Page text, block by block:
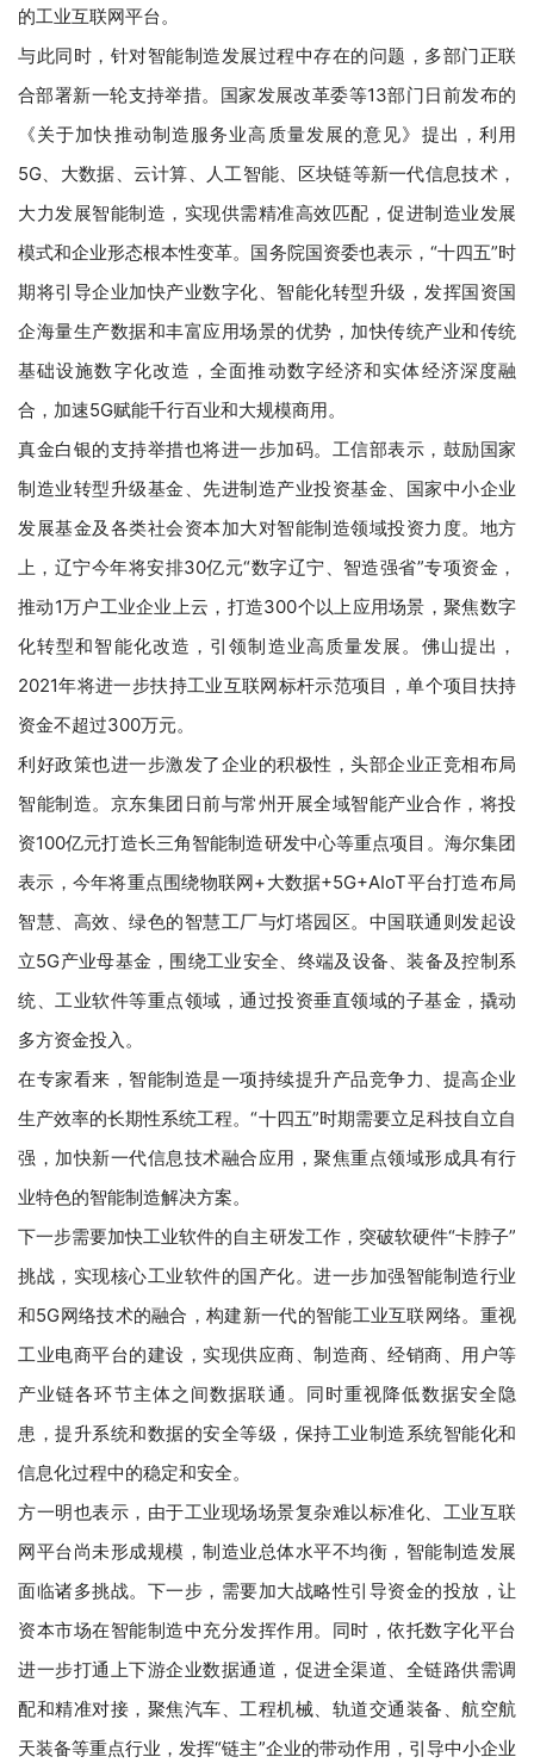
的工业互联网平台。
与此同时，针对智能制造发展过程中存在的问题，多部门正联
合部署新一轮支持举措。国家发展改革委等13部门日前发布的
《关于加快推动制造服务业高质量发展的意见》提出，利用
5G、大数据、云计算、人工智能、区块链等新一代信息技术，
大力发展智能制造，实现供需精准高效匹配，促进制造业发展
模式和企业形态根本性变革。国务院国资委也表示，“十四五”时
期将引导企业加快产业数字化、智能化转型升级，发挥国资国
企海量生产数据和丰富应用场景的优势，加快传统产业和传统
基础设施数字化改造，全面推动数字经济和实体经济深度融
合，加速5G赋能千行百业和大规模商用。
真金白银的支持举措也将进一步加码。工信部表示，鼓励国家
制造业转型升级基金、先进制造产业投资基金、国家中小企业
发展基金及各类社会资本加大对智能制造领域投资力度。地方
上，辽宁今年将安排30亿元“数字辽宁、智造强省”专项资金，
推动1万户工业企业上云，打造300个以上应用场景，聚焦数字
化转型和智能化改造，引领制造业高质量发展。佛山提出，
2021年将进一步扶持工业互联网标杆示范项目，单个项目扶持
资金不超过300万元。
利好政策也进一步激发了企业的积极性，头部企业正竞相布局
智能制造。京东集团日前与常州开展全域智能产业合作，将投
资100亿元打造长三角智能制造研发中心等重点项目。海尔集团
表示，今年将重点围绕物联网+大数据+5G+AIoT平台打造布局
智慧、高效、绿色的智慧工厂与灯塔园区。中国联通则发起设
立5G产业母基金，围绕工业安全、终端及设备、装备及控制系
统、工业软件等重点领域，通过投资垂直领域的子基金，撬动
多方资金投入。
在专家看来，智能制造是一项持续提升产品竞争力、提高企业
生产效率的长期性系统工程。“十四五”时期需要立足科技自立自
强，加快新一代信息技术融合应用，聚焦重点领域形成具有行
业特色的智能制造解决方案。
下一步需要加快工业软件的自主研发工作，突破软硬件“卡脖子”
挑战，实现核心工业软件的国产化。进一步加强智能制造行业
和5G网络技术的融合，构建新一代的智能工业互联网络。重视
工业电商平台的建设，实现供应商、制造商、经销商、用户等
产业链各环节主体之间数据联通。同时重视降低数据安全隐
患，提升系统和数据的安全等级，保持工业制造系统智能化和
信息化过程中的稳定和安全。
方一明也表示，由于工业现场场景复杂难以标准化、工业互联
网平台尚未形成规模，制造业总体水平不均衡，智能制造发展
面临诸多挑战。下一步，需要加大战略性引导资金的投放，让
资本市场在智能制造中充分发挥作用。同时，依托数字化平台
进一步打通上下游企业数据通道，促进全渠道、全链路供需调
配和精准对接，聚焦汽车、工程机械、 轨道交通装备、航空航
天装备等重点行业，发挥“链主”企业的带动作用，引导中小企业